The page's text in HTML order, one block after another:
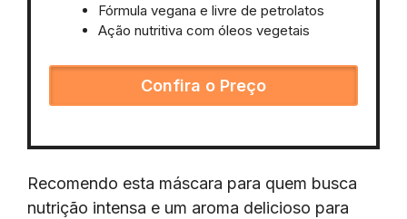
Fórmula vegana e livre de petrolatos
Ação nutritiva com óleos vegetais
Confira o Preço
Recomendo esta máscara para quem busca
nutrição intensa e um aroma delicioso para